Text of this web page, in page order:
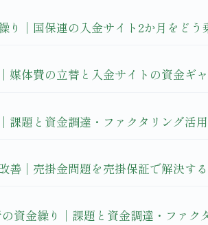
り｜国保連の入金サイト2か月をどう
媒体費の立替と入金サイトの資金ギ
課題と資金調達・ファクタリング活
善｜売掛金問題を売掛保証で解決する
資金繰り｜課題と資金調達・ファク